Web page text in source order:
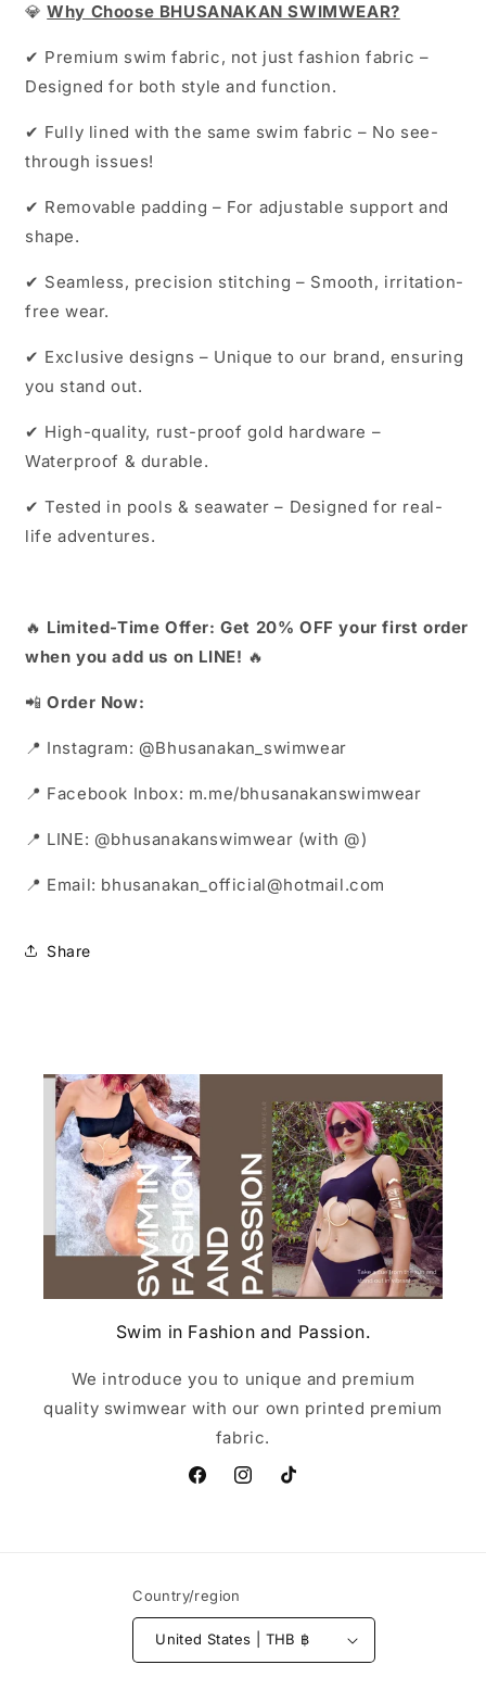
💎Why Choose BHUSANAKAN SWIMWEAR?
✔ Premium swim fabric, not just fashion fabric –
Designed for both style and function.
✔ Fully lined with the same swim fabric – No see-
through issues!
✔ Removable padding – For adjustable support and
shape.
✔ Seamless, precision stitching – Smooth, irritation-
free wear.
✔ Exclusive designs – Unique to our brand, ensuring
you stand out.
✔ High-quality, rust-proof gold hardware –
Waterproof & durable.
✔ Tested in pools & seawater – Designed for real-
life adventures.
🔥 Limited-Time Offer: Get 20% OFF your first order
when you add us on LINE! 🔥
📲Order Now:
📍 Instagram: @Bhusanakan_swimwear
📍 Facebook Inbox: m.me/bhusanakanswimwear
📍 LINE: @bhusanakanswimwear (with @)
📍 Email: bhusanakan_official@hotmail.com
Share
Swim in Fashion and Passion.
We introduce you to unique and premium
quality swimwear with our own printed premium
fabric.
FacebookInstagramTikTok
Country/region
United States | THB ฿